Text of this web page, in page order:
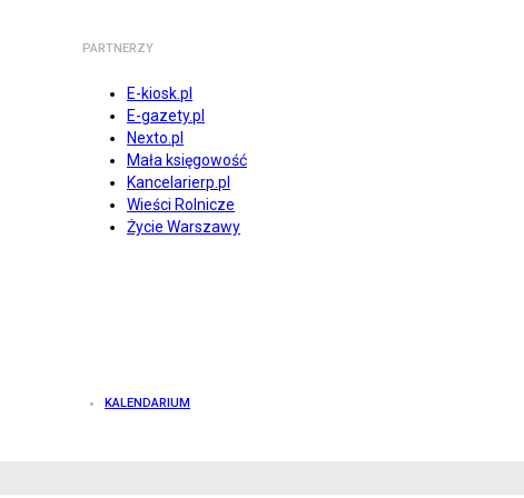
PARTNERZY
E-kiosk.pl
E-gazety.pl
Nexto.pl
Mała księgowość
Kancelarierp.pl
Wieści Rolnicze
Życie Warszawy
KALENDARIUM